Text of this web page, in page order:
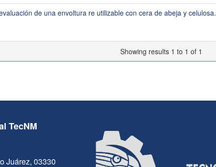
de una envoltura re utilizable con cera de abeja y celulosa.
Showing results 1 to 1 of 1
TecNM
Juárez, 03330